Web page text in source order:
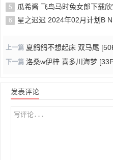
5 瓜希酱 飞鸟马时兔女郎下载欣
6 星之迟迟 2024年02月计划B
上一篇 夏鸽鸽不想起床 双马尾
下一篇 洛桑w伊梓 喜多川海梦
发表评论